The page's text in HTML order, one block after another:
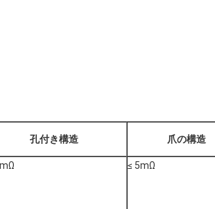
孔付き構造 爪の構造
≤ 5mΩ